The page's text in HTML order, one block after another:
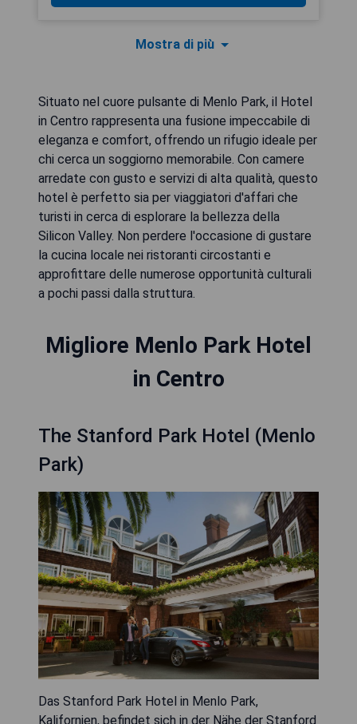
Mostra di più
Situato nel cuore pulsante di Menlo Park, il Hotel
in Centro rappresenta una fusione impeccabile di
eleganza e comfort, offrendo un rifugio ideale per
chi cerca un soggiorno memorabile. Con camere
arredate con gusto e servizi di alta qualità, questo
hotel è perfetto sia per viaggiatori d'affari che
turisti in cerca di esplorare la bellezza della
Silicon Valley. Non perdere l'occasione di gustare
la cucina locale nei ristoranti circostanti e
approfittare delle numerose opportunità culturali
a pochi passi dalla struttura.
Migliore Menlo Park Hotel
in Centro
The Stanford Park Hotel (Menlo
Park)
Das Stanford Park Hotel in Menlo Park,
Kalifornien, befindet sich in der Nähe der Stanford